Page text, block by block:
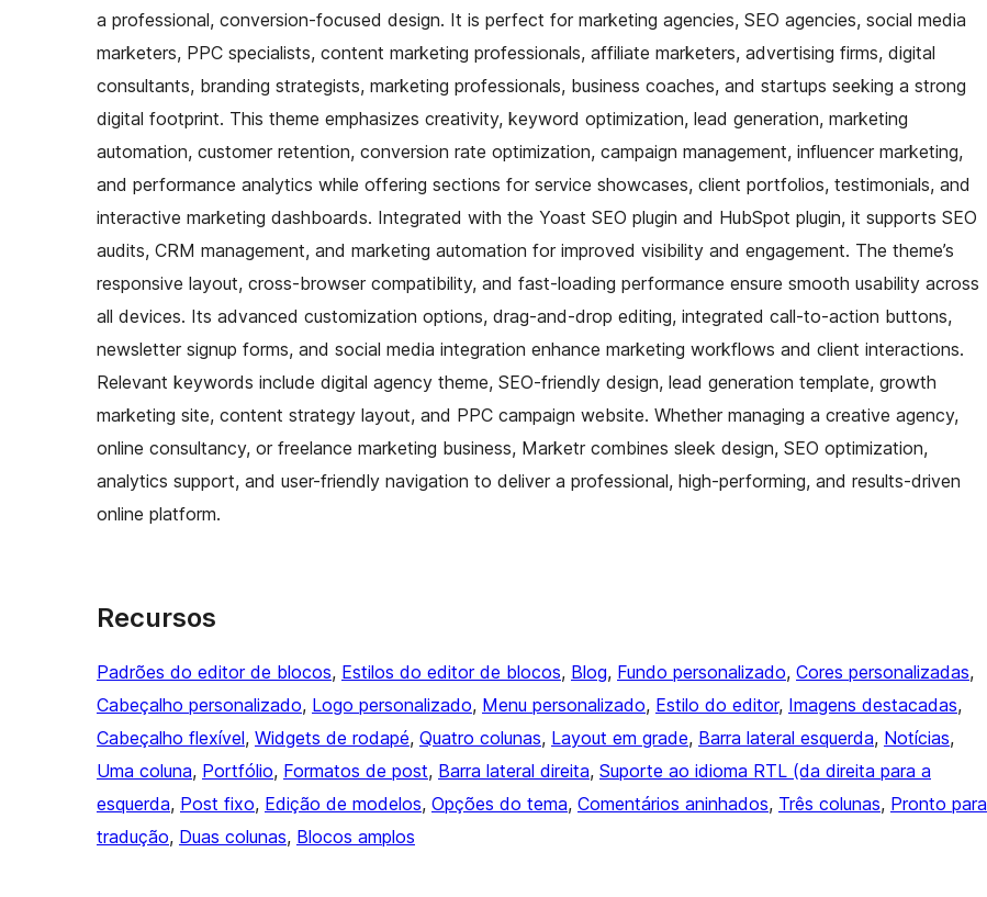
a professional, conversion-focused design. It is perfect for marketing agencies, SEO agencies, social media
marketers, PPC specialists, content marketing professionals, affiliate marketers, advertising firms, digital
consultants, branding strategists, marketing professionals, business coaches, and startups seeking a strong
digital footprint. This theme emphasizes creativity, keyword optimization, lead generation, marketing
automation, customer retention, conversion rate optimization, campaign management, influencer marketing,
and performance analytics while offering sections for service showcases, client portfolios, testimonials, and
interactive marketing dashboards. Integrated with the Yoast SEO plugin and HubSpot plugin, it supports SEO
audits, CRM management, and marketing automation for improved visibility and engagement. The theme’s
responsive layout, cross-browser compatibility, and fast-loading performance ensure smooth usability across
all devices. Its advanced customization options, drag-and-drop editing, integrated call-to-action buttons,
newsletter signup forms, and social media integration enhance marketing workflows and client interactions.
Relevant keywords include digital agency theme, SEO-friendly design, lead generation template, growth
marketing site, content strategy layout, and PPC campaign website. Whether managing a creative agency,
online consultancy, or freelance marketing business, Marketr combines sleek design, SEO optimization,
analytics support, and user-friendly navigation to deliver a professional, high-performing, and results-driven
online platform.
Recursos
Padrões do editor de blocos, Estilos do editor de blocos, Blog, Fundo personalizado, Cores personalizadas
Cabeçalho personalizado, Logo personalizado, Menu personalizado, Estilo do editor, Imagens destacadas
Cabeçalho flexível, Widgets de rodapé, Quatro colunas, Layout em grade, Barra lateral esquerda, Notícias
Uma coluna, Portfólio, Formatos de post, Barra lateral direita, Suporte ao idioma RTL (da direita para a
esquerda, Post fixo, Edição de modelos, Opções do tema, Comentários aninhados, Três colunas, Pronto para
tradução, Duas colunas, Blocos amplos